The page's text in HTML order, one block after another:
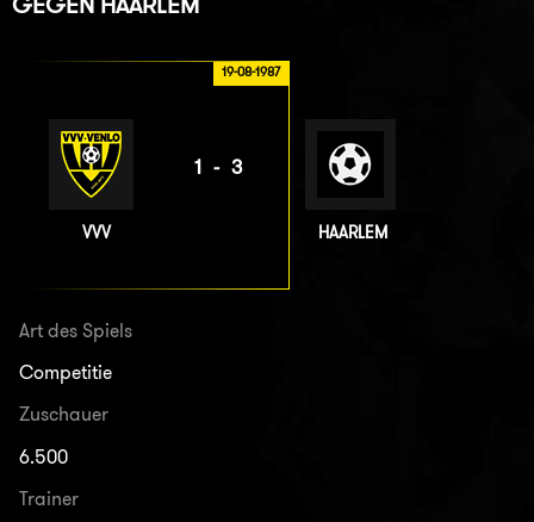
19-08-1987
VVV
1-3
HAARLEM
Art des Spiels
Competitie
Zuschauer
6.500
Trainer